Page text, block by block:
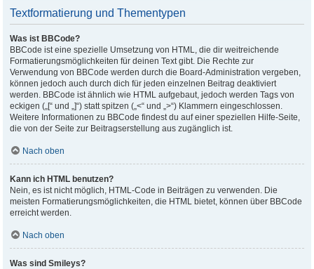
Textformatierung und Thementypen
Was ist BBCode?
BBCode ist eine spezielle Umsetzung von HTML, die dir weitreichende
Formatierungsmöglichkeiten für deinen Text gibt. Die Rechte zur
Verwendung von BBCode werden durch die Board-Administration vergeben,
können jedoch auch durch dich für jeden einzelnen Beitrag deaktiviert
werden. BBCode ist ähnlich wie HTML aufgebaut, jedoch werden Tags von
eckigen („[“ und „]“) statt spitzen („<“ und „>“) Klammern eingeschlossen.
Weitere Informationen zu BBCode findest du auf einer speziellen Hilfe-Seite,
die von der Seite zur Beitragserstellung aus zugänglich ist.
Nach oben
Kann ich HTML benutzen?
Nein, es ist nicht möglich, HTML-Code in Beiträgen zu verwenden. Die
meisten Formatierungsmöglichkeiten, die HTML bietet, können über BBCode
erreicht werden.
Nach oben
Was sind Smileys?